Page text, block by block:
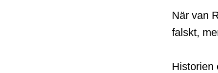
När van
falskt,
Historien